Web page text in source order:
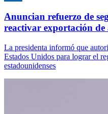
Anuncian refuerzo de
reactivar exportación de
La presidenta informó que
Estados Unidos para lograr el
estadounidenses